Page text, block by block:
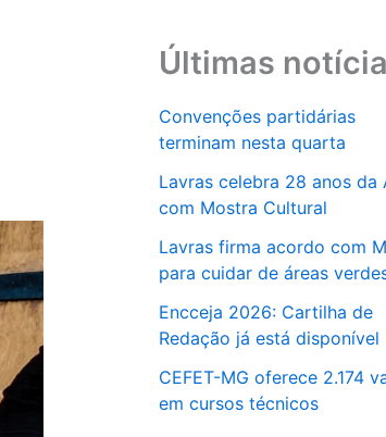
Últimas
Convenções partidárias
terminam nesta quarta
Lavras celebra 28 anos da
com Mostra Cultural
Lavras firma acordo com
para cuidar de áreas
Encceja 2026: Cartilha de
Redação já está disponível
CEFET-MG oferece 2.174
em cursos técnicos